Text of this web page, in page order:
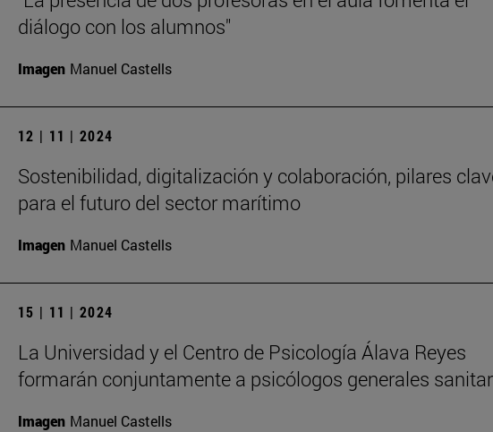
diálogo con los alumnos"
Imagen Manuel Castells
12 | 11 | 2024
Sostenibilidad, digitalización y colaboración, pilares
para el futuro del sector marítimo
Imagen Manuel Castells
15 | 11 | 2024
La Universidad y el Centro de Psicología Álava Reyes
formarán conjuntamente a psicólogos generales
Imagen Manuel Castells